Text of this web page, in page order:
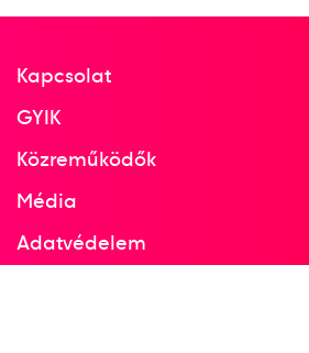
Kapcsolat
GYIK
Közreműködők
Média
Adatvédelem